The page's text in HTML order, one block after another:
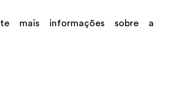
mais informações sobre a